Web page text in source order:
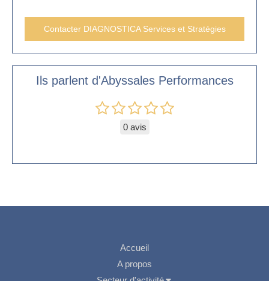
Contacter DIAGNOSTICA Services et Stratégies
Ils parlent d'Abyssales Performances
0 avis
Accueil
A propos